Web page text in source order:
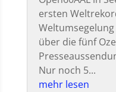
ersten
über die fünf
Nur noch 5...
mehr lesen